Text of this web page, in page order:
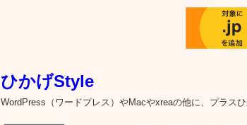
ひかげStyle
WordPress（ワードプレス）やMacやxreaの他に、プラス